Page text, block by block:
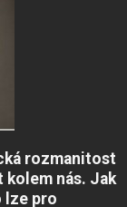
rozmanitost
kolem nás. Jak
lze pro